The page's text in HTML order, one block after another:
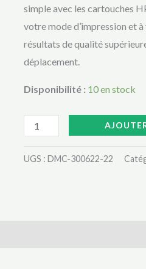
simple avec les cartouches
votre mode d’impression et
résultats de qualité
déplacement.
Disponibilité : 10 en stock
UGS : DMC-300622-22